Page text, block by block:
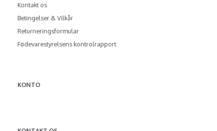
Kontakt os
Betingelser & Vilkår
Returneringsformular
Fødevarestyrelsens kontrolrapport
KONTO